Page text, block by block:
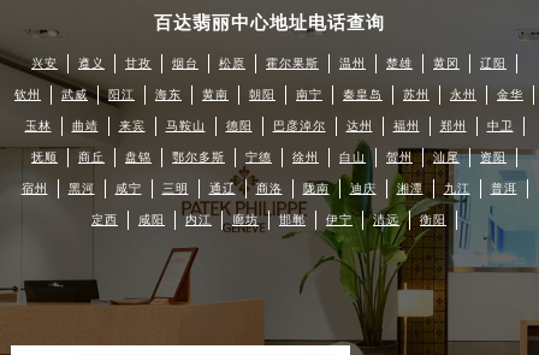
百达翡丽中心地址电话查询
兴安 遵义 甘孜 烟台 松原 霍尔果斯 温州 楚雄 黄冈 辽阳
钦州 武威 阳江 海东 黄南 朝阳 南宁 秦皇岛 苏州 永州 金华
玉林 曲靖 来宾 马鞍山 德阳 巴彦淖尔 达州 福州 郑州 中卫
抚顺 商丘 盘锦 鄂尔多斯 宁德 徐州 白山 贺州 汕尾 资阳
宿州 黑河 咸宁 三明 通辽 商洛 陇南 迪庆 湘潭 九江 普洱
定西 咸阳 内江 廊坊 邯郸 伊宁 清远 衡阳